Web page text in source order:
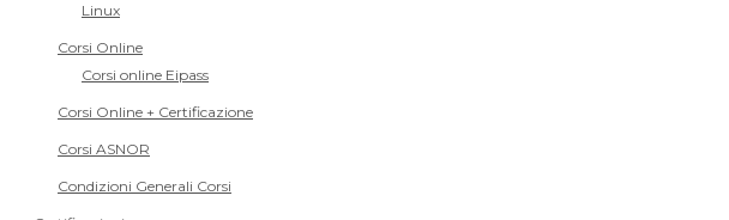
Linux
Corsi Online
Corsi online Eipass
Corsi Online + Certificazione
Corsi ASNOR
Condizioni Generali Corsi